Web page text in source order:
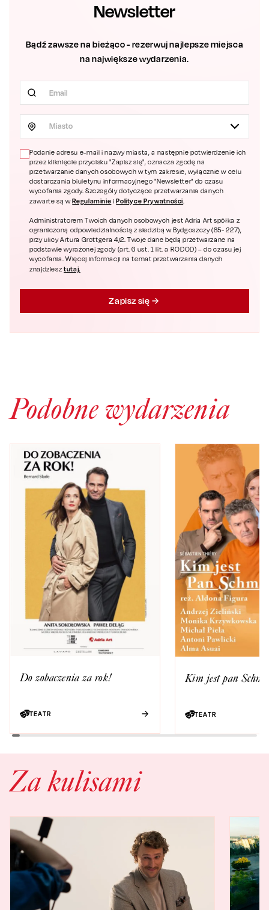
Newsletter
Bądź zawsze na bieżąco - rezerwuj najlepsze miejsca
na największe wydarzenia.
Miasto
Podanie adresu e-mail i nazwy miasta, a następnie potwierdzenie ich
przez kliknięcie przycisku "Zapisz się", oznacza zgodę na
przetwarzanie danych osobowych w tym zakresie, wyłącznie w celu
dostarczania biuletynu informacyjnego "Newsletter" do czasu
wycofania zgody. Szczegóły dotyczące przetwarzania danych
zawarte są wRegulaminie i Polityce Prywatności.
Administratorem Twoich danych osobowych jest Adria Art spółka z
ograniczoną odpowiedzialnością z siedzibą w Bydgoszczy (85- 227),
przy ulicy Artura Grottgera 4/2. Twoje dane będą przetwarzane na
podstawie wyrażonej zgody (art. 6 ust. 1 lit. a RODOD) – do czasu jej
wycofania. Więcej informacji na temat przetwarzania danych
znajdziesztutaj.
Zapisz się
Podobne wydarzenia
Do zobaczenia za rok!
TEATR
Kim jest pan
TEATR
Za kulisami